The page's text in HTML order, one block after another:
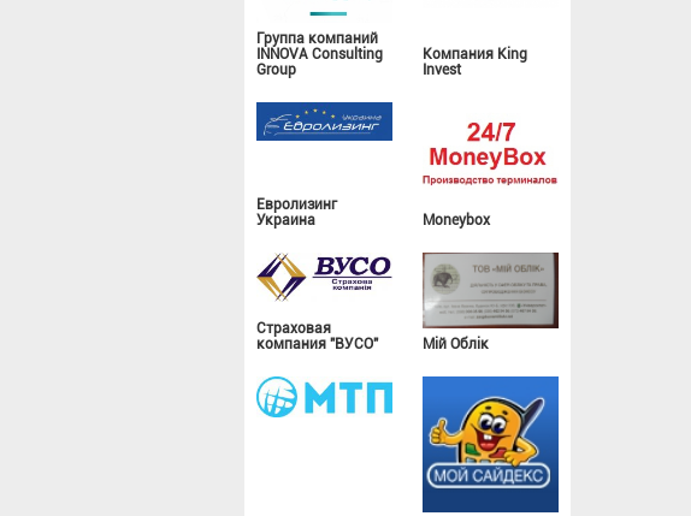
Группа компаний
INNOVA Consulting
Group
Компания King
Invest
Евролизинг
Украина
Moneybox
Страховая
компания "ВУСО"
Мій Облік